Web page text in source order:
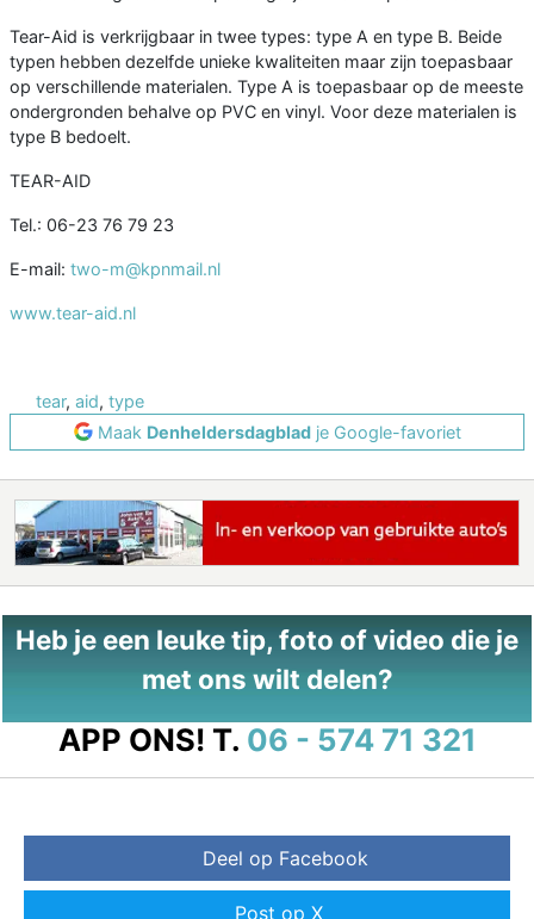
Tear-Aid is verkrijgbaar in twee types: type A en type B. Beide
typen hebben dezelfde unieke kwaliteiten maar zijn toepasbaar
op verschillende materialen. Type A is toepasbaar op de meeste
ondergronden behalve op PVC en vinyl. Voor deze materialen is
type B bedoelt.
TEAR-AID
Tel.: 06-23 76 79 23
E-mail: two-m@kpnmail.nl
www.tear-aid.nl
tear, aid, type
Maak Denheldersdagbladje Google-favoriet
Heb je een leuke tip, foto of video die je
met ons wilt delen?
APP ONS! T. 06 - 574 71 321
Deel op Facebook
Post op X